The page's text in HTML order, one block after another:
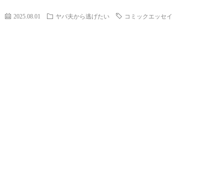
2025.08.01 ヤバ夫から逃げたい コミックエッセイ